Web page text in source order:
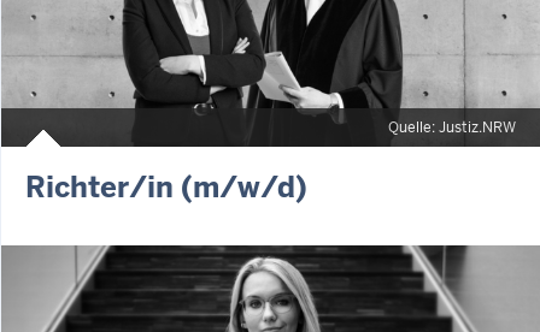
Quelle: Justiz.NRW
Richter/in (m/w/d)